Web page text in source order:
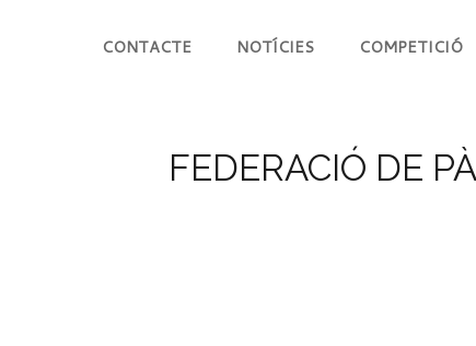
CONTACTE NOTÍCIES COMPETICIÓ
FEDERACIÓ DE